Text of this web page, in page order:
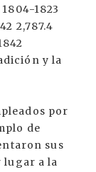
1823
2,787.4
y la
por
de
sus
lugar a la